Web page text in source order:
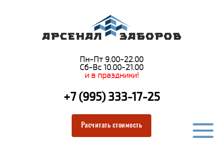
Пн-Пт 9.00-22.00
Сб-Вс 10.00-21.00
и в праздники!
+7 (995) 333-17-25
Расчитать стоимость